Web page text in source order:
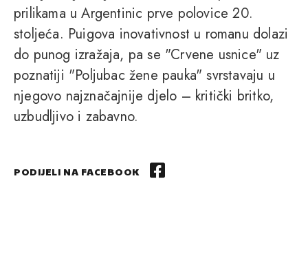
prilikama u Argentinic prve polovice 20.
stoljeća. Puigova inovativnost u romanu dolazi
do punog izražaja, pa se "Crvene usnice" uz
poznatiji "Poljubac žene pauka" svrstavaju u
njegovo najznačajnije djelo – kritički britko,
uzbudljivo i zabavno.
PODIJELI NA FACEBOOK